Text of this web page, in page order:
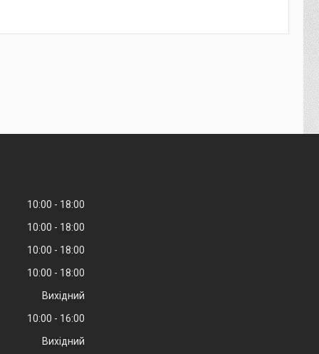
10:00
18:00
10:00
18:00
10:00
18:00
10:00
18:00
Вихідний
10:00
16:00
Вихідний